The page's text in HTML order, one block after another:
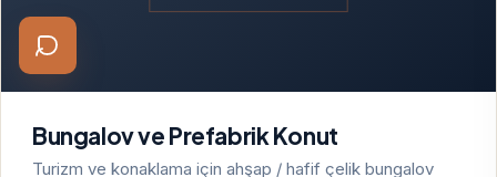
Bungalov ve Prefabrik Konut
Turizm ve konaklama için ahşap / hafif çelik bungalov